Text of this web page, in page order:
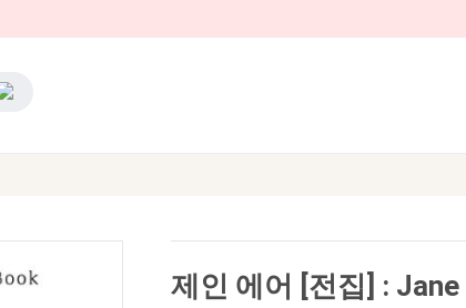
제인 에어 [전집] :